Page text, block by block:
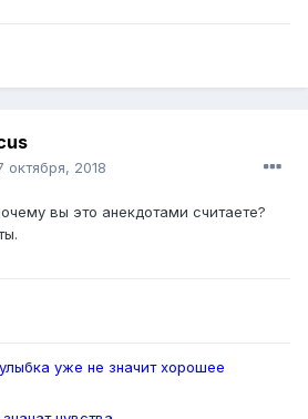
октября, 2018
вы это анекдотами считаете?
уже не значит хорошее